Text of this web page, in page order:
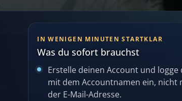
IN WENIGEN MINUTEN STARTKLAR
Was du sofort brauchst
Erstelle deinen Account und logge
mit dem Accountnamen ein, nicht
der E-Mail-Adresse.